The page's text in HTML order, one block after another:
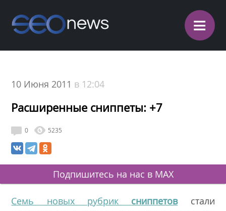
≡
10 Июня 2011 в 12:04
Расширенные сниппеты: +7
0 5235
Подпишитесь на нас в MAX
Cемь новых рубрик сниппетовстали